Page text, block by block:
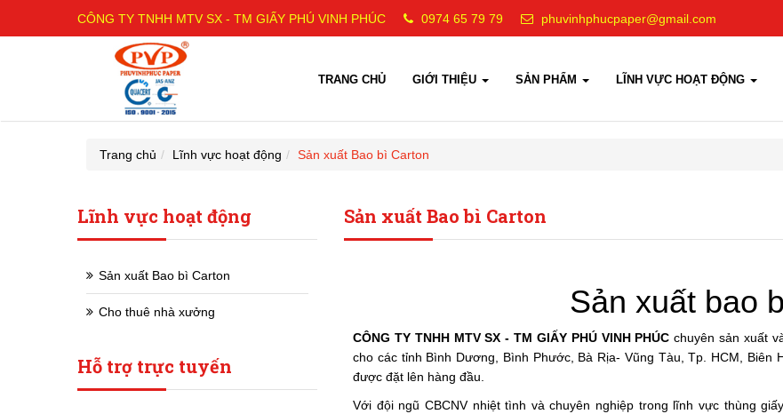
CÔNG TY TNHH MTV SX - TM GIẤY PHÚ VINH PHÚC 0974 65 79 79 phuvinhphucpaper@gmail.com
TRANG CHỦ GIỚI THIỆU SẢN PHẨM LĨNH VỰC HOẠT ĐỘNG
Trang chủ Lĩnh vực hoạt động Sản xuất Bao bì Carton
Sản xuất Bao bì Carton
Sản xuất bao
CÔNG TY TNHH MTV SX - TM GIẤY PHÚ VINH PHÚC chuyên sản xuất
cho các tỉnh Bình Dương, Bình Phước, Bà Rịa- Vũng Tàu, Tp. HCM,
được đặt lên hàng đầu.
Với đội ngũ CBCNV nhiệt tình và chuyên nghiệp trong lĩnh vực thùng
Lĩnh vực hoạt động
Sản xuất Bao bì Carton
Cho thuê nhà xưởng
Hỗ trợ trực tuyến